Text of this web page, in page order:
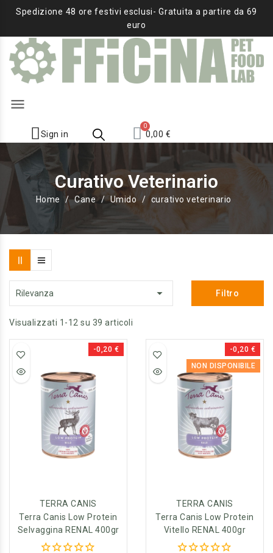
Spedizione 48 ore festivi esclusi- Gratuita a partire da 69
euro
menu
Sign in 0,00 €
Curativo Veterinario
Home Cane Umido curativo veterinario
Rilevanza  Filtro
Visualizzati 1-12 su 39 articoli
-0,20 €
TERRA CANIS
Terra Canis Low Protein
Selvaggina RENAL 400gr
-0,20 €
NON DISPONIBILE
TERRA CANIS
Terra Canis Low Protein
Vitello RENAL 400gr